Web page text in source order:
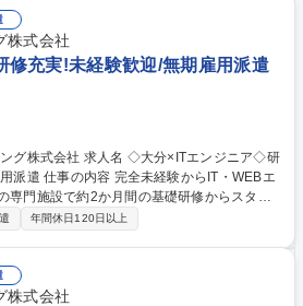
社後は】化学は神奈川、バイオは東京の専門
化学はHPLCやGCの実機操作、バイオは細
、実務経験豊富な講師が時間をかけて伝授。
系的に学べるため、実務未経験から安心して
期雇用派遣
株式会社
修充実!未経験歓迎/無期雇用派遣
分×ITエンジニア◇研
らIT・WEBエ
専門施設で約2か月間の基礎研修からスター
志向性や特性をしっかり見極め、大手企業の
で最適な工程をお任せ。【入社後は】専門施
施。開発やインフラ、PCスキル、マナーま
年間休日120日以上
株式会社